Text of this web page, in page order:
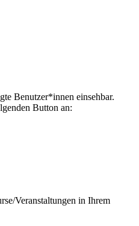
Benutzer*innen einsehbar.
Button an:
Veranstaltungen in Ihrem